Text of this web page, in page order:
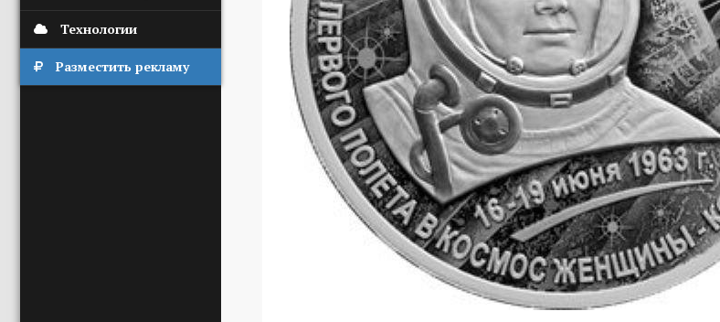
Технологии
Разместить рекламу